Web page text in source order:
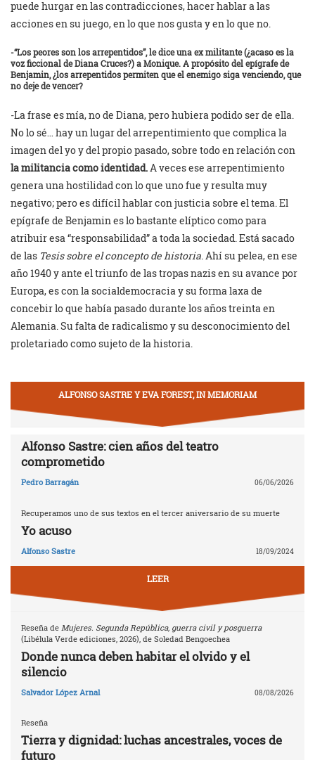
puede hurgar en las contradicciones, hacer hablar a las
acciones en su juego, en lo que nos gusta y en lo que no.
-“Los peores son los arrepentidos”, le dice una ex militante (¿acaso es la
voz ficcional de Diana Cruces?) a Monique. A propósito del epígrafe de
Benjamin, ¿los arrepentidos permiten que el enemigo siga venciendo, que
no deje de vencer?
-La frase es mía, no de Diana, pero hubiera podido ser de ella.
No lo sé… hay un lugar del arrepentimiento que complica la
imagen del yo y del propio pasado, sobre todo en relación con
la militancia como identidad. A veces ese arrepentimiento
genera una hostilidad con lo que uno fue y resulta muy
negativo; pero es difícil hablar con justicia sobre el tema. El
epígrafe de Benjamin es lo bastante elíptico como para
atribuir esa “responsabilidad” a toda la sociedad. Está sacado
de las Tesis sobre el concepto de historia . Ahí su pelea, en ese
año 1940 y ante el triunfo de las tropas nazis en su avance por
Europa, es con la socialdemocracia y su forma laxa de
concebir lo que había pasado durante los años treinta en
Alemania. Su falta de radicalismo y su desconocimiento del
proletariado como sujeto de la historia.
ALFONSO SASTRE Y EVA FOREST, IN MEMORIAM
Alfonso Sastre: cien años del teatro
comprometido
Pedro Barragán 06/06/2026
Recuperamos uno de sus textos en el tercer aniversario de su muerte
Yo acuso
Alfonso Sastre 18/09/2024
LEER
Reseña de Mujeres. Segunda República, guerra civil y posguerra
(Libélula Verde ediciones, 2026), de Soledad Bengoechea
Donde nunca deben habitar el olvido y el
silencio
Salvador López Arnal 08/08/2026
Reseña
Tierra y dignidad: luchas ancestrales, voces de
futuro